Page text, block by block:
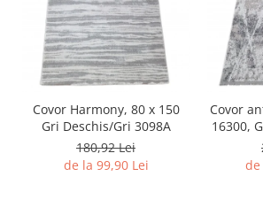
Covor Harmony, 80 x 150
Gri Deschis/Gri 3098A
180,92 Lei
de la 99,90 Lei
Covor
16300,
x 230
de